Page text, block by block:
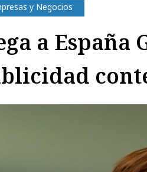
y Negocios
a España